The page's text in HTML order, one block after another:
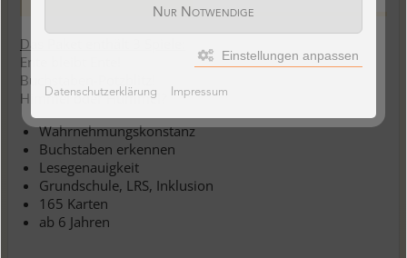
Das Paket enthält 3 Spiele:
Ente bleibt Ente!
Buchstaben-Potzblitz!
Himmel oder Hummel?
Wahrnehmungskonstanz
Buchstaben erkennen
Lesegenauigkeit
Grundschule, LRS, Inklusion
165 Karten
ab 6 Jahren
Nur Notwendige
Einstellungen anpassen
Datenschutzerklärung Impressum